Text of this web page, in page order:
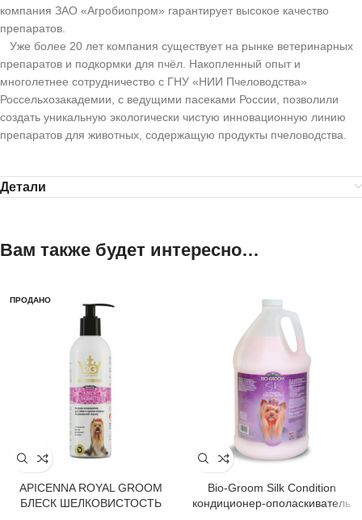
компания ЗАО «Агробиопром» гарантирует высокое качество
препаратов.
Уже более 20 лет компания существует на рынке ветеринарных
препаратов и подкормки для пчёл. Накопленный опыт и
многолетнее сотрудничество с ГНУ «НИИ Пчеловодства»
Россельхозакадемии, с ведущими пасеками России, позволили
создать уникальную экологически чистую инновационную линию
препаратов для животных, содержащую продукты пчеловодства.
Детали
Вам также будет интересно…
ПРОДАНО
APICENNA ROYAL GROOM
БЛЕСК ШЕЛКОВИСТОСТЬ
Bio-Groom Silk Condition
кондиционер-ополаскиватель